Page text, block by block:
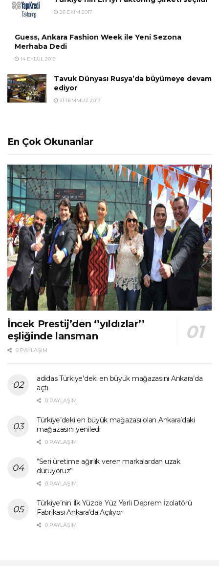
26 EKIM 2017
Guess, Ankara Fashion Week ile Yeni Sezona
Merhaba Dedi
14 EYLÜL 2012
Tavuk Dünyası Rusya’da büyümeye devam
ediyor
31 TEMMUZ 2017
En Çok Okunanlar
İncek Prestij’den ‘’yıldızlar’’
eşliğinde lansman
0 PAYLAŞIM
adidas Türkiye’deki en büyük mağazasını Ankara’da
açtı
0 PAYLAŞIM
Türkiye’deki en büyük mağazası olan Ankara’daki
mağazasını yeniledi
0 PAYLAŞIM
“Seri üretime ağırlık veren markalardan uzak
duruyoruz”
0 PAYLAŞIM
Türkiye’nin İlk Yüzde Yüz Yerli Deprem İzolatörü
Fabrikası Ankara’da Açılıyor
0 PAYLAŞIM